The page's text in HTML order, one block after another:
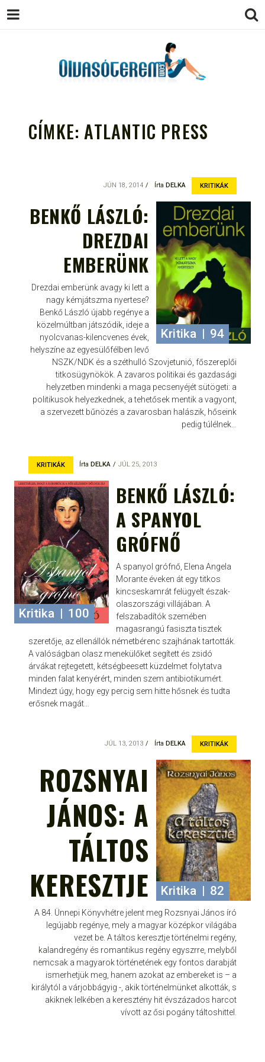
EGÉSZSÉGES OLVASÁS
TÁMOGATÓJA
CÍMKE:ATLANTIC PRESS
KRITIKÁK
Írta DELKA
JÚN 18, 2014
Kritika | 94
BENKŐ LÁSZLÓ:
DREZDAI
EMBERÜNK
Drezdai emberünk avagy ki lett a
nagy kémjátszma nyertese?
Benkő László újabb regénye a
közelmúltban játszódik, ideje a
nyolcvanas-kilencvenes évek,
helyszíne az egyesülőfélben levő
NSZK/NDK és a széthulló Szovjetunió, főszereplői
titkosügynökök. A zavaros politikai és gazdasági
helyzetben mindenki a maga pecsenyéjét sütögeti: a
politikusok helyezkednek, a tehetősek mentik a vagyont,
a szervezett bűnözés a zavarosban halászik, hőseink
pedig túlélnek…
KRITIKÁK Írta DELKA JÚL 25, 2013
Kritika | 100
BENKŐ LÁSZLÓ:
A SPANYOL
GRÓFNŐ
A spanyol grófnő, Elena Angela
Morante éveken át egy titkos
kincseskamrát felügyelt észak-
olaszországi villájában. A
felszabadítók szemében
magasrangú fasiszta tisztek
szeretője, az ellenállók németbérenc szajhának tartották.
A valóságban olasz menekülőket segített és zsidó
árvákat rejtegetett, kétségbeesett küzdelmet folytatva
minden falat kenyérért, minden szem antibiotikumért.
Mindezt úgy, hogy egy percig sem hitte hősnek és tudta
erősnek magát…
KRITIKÁK
Írta DELKA
JÚL 13, 2013
Kritika | 82
ROZSNYAI
JÁNOS: A
TÁLTOS
KERESZTJE
A 84. Ünnepi Könyvhétre jelent meg Rozsnyai János író
legújabb regénye, mely a magyar középkor világába
vezet be. A táltos keresztje történelmi regény,
kalandregény és romantikus regény egyszrre, melyből
nemcsak a magyarok történetének egy fontos darabját
ismerhetjük meg, hanem azokat az embereket is – a
királytól a várjobbágyig -, akik történelmünket alkották, s
akiknek lelkében a keresztény hit évszázados harcot
vívott az ősi pogány táltoshittel.